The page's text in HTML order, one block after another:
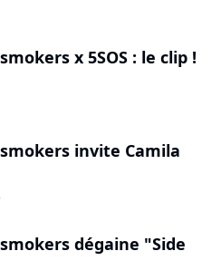
x 5SOS : le clip !
invite Camila
dégaine "Side